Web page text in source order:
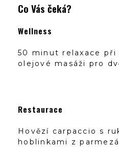
Co Vás čeká?
Wellness
50 minut relaxace při
olejové masáži pro
Restaurace
Hovězí carpaccio s
hoblinkami z